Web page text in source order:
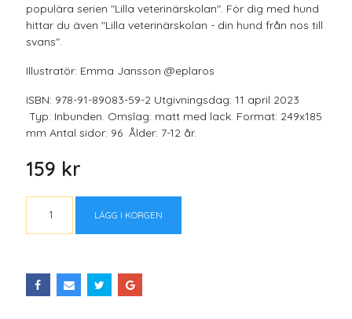
populära serien "Lilla veterinärskolan". För dig med hund
hittar du även "Lilla veterinärskolan - din hund från nos till
svans".
Illustratör: Emma Jansson @eplaros
ISBN: 978-91-89083-59-2 Utgivningsdag: 11 april 2023
Typ: Inbunden. Omslag: matt med lack. Format: 249x185
mm Antal sidor: 96 Ålder: 7-12 år.
159 kr
LÄGG I KORGEN